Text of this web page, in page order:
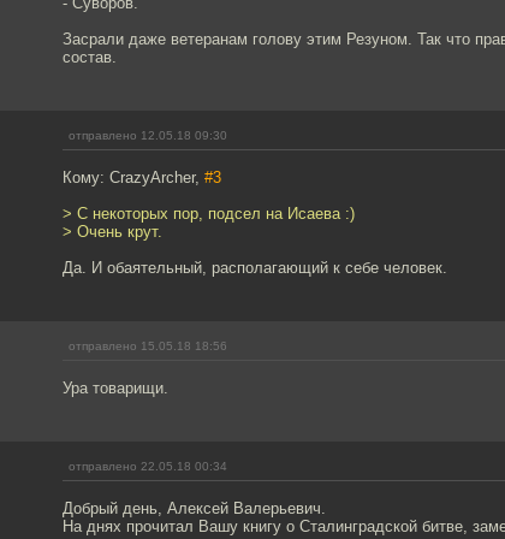
Засрали даже ветеранам голову этим Резуном. Так что
состав.
отправлено 12.05.18 09:30
Кому: CrazyArcher, #3
> С некоторых пор, подсел на Исаева :)
> Очень крут.
Да. И обаятельный, располагающий к себе человек.
отправлено 15.05.18 18:56
Ура товарищи.
отправлено 22.05.18 00:34
Добрый день, Алексей Валерьевич.
На днях прочитал Вашу книгу о Сталинградской битве,